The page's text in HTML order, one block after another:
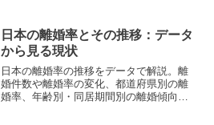
日本の離婚率とその推移：データ
から見る現状
日本の離婚率の推移をデータで解説。離
婚件数や離婚率の変化、都道府県別の離
婚率、年齢別・同居期間別の離婚傾向な